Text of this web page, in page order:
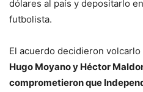
dólares al país y depositarlo
futbolista.
El acuerdo decidieron volcarlo
Hugo Moyano y Héctor
comprometieron que